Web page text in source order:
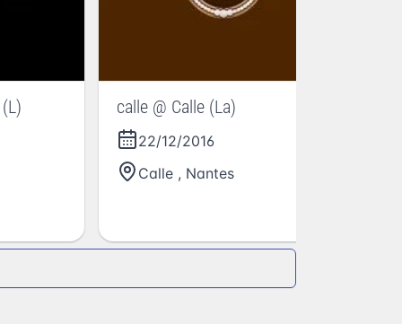
calle @ Calle (La)
22/12/2016
Calle , Nantes